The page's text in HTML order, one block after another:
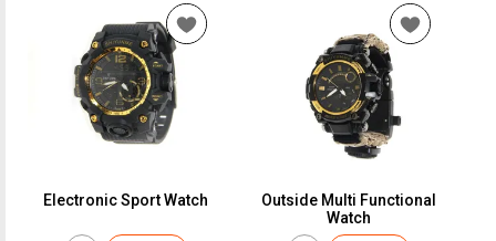
Electronic Sport Watch
Outside Multi Functional
Watch